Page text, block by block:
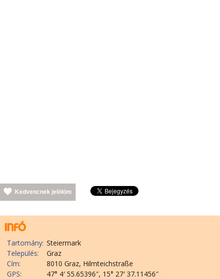
Kedvencnek jelölöm
Tartomány: Steiermark
Település:
Graz
Cím:
8010 Graz, Hilmteichstraße
GPS:
47° 4′ 55.65396″, 15° 27′ 37.11456″